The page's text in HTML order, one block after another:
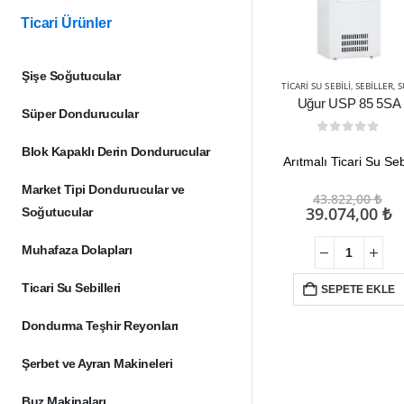
TICARI SU SEBILI, SEBILLER,SU
Uğur USP 85 5SA
Arıtmalı Ticari Su
43.822,00₺
39.074,00₺Şu
SEPETE EKLE
Ticari Ürünler
Şişe Soğutucular
Süper Dondurucular
Blok Kapaklı Derin Dondurucular
Market Tipi Dondurucular ve
Soğutucular
Muhafaza Dolapları
Ticari Su Sebilleri
Dondurma Teşhir Reyonları
Şerbet ve Ayran Makineleri